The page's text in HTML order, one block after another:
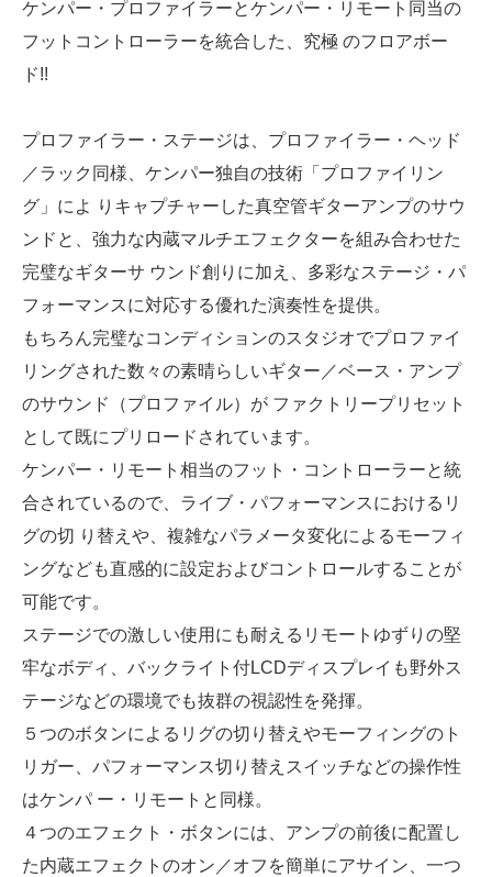
ケンパー・プロファイラーとケンパー・リモート同当の
フットコントローラーを統合した、究極 のフロアボー
ド!!
プロファイラー・ステージは、プロファイラー・ヘッド
／ラック同様、ケンパー独自の技術「プロファイリン
グ」によ りキャプチャーした真空管ギターアンプのサウ
ンドと、強力な内蔵マルチエフェクターを組み合わせた
完璧なギターサ ウンド創りに加え、多彩なステージ・パ
フォーマンスに対応する優れた演奏性を提供。
もちろん完璧なコンディションのスタジオでプロファイ
リングされた数々の素晴らしいギター／ベース・アンプ
のサウンド（プロファイル）が ファクトリープリセット
として既にプリロードされています。
ケンパー・リモート相当のフット・コントローラーと統
合されているので、ライブ・パフォーマンスにおけるリ
グの切 り替えや、複雑なパラメータ変化によるモーフィ
ングなども直感的に設定およびコントロールすることが
可能です。
ステージでの激しい使用にも耐えるリモートゆずりの堅
牢なボディ、バックライト付LCDディスプレイも野外ス
テージなどの環境でも抜群の視認性を発揮。
５つのボタンによるリグの切り替えやモーフィングのト
リガー、パフォーマンス切り替えスイッチなどの操作性
はケンパ ー・リモートと同様。
４つのエフェクト・ボタンには、アンプの前後に配置し
た内蔵エフェクトのオン／オフを簡単にアサイン、一つ